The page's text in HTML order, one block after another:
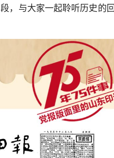
，与大家一起聆听历史的